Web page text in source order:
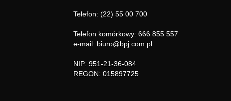
Telefon: (22) 55 00 700
Telefon komórkowy: 666 855 557
e-mail: biuro@bpj.com.pl
NIP: 951-21-36-084
REGON: 015897725